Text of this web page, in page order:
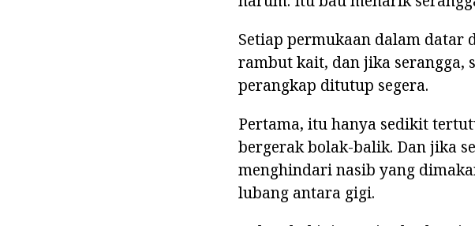
Setiap permukaan dalam datar
rambut kait, dan jika serangga,
perangkap ditutup segera.
Pertama, itu hanya sedikit
bergerak bolak-balik. Dan jika
menghindari nasib yang
lubang antara gigi.